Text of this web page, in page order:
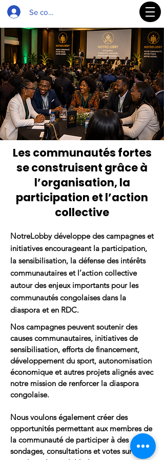
Se connecter
Les communautés fortes
se construisent grâce à
l’organisation, la
participation et l’action
collective
NotreLobby développe des campagnes et
initiatives encourageant la participation,
la sensibilisation, la défense des intérêts
communautaires et l’action collective
autour des enjeux importants pour les
communautés congolaises dans la
diaspora et en RDC.
Nos campagnes peuvent soutenir des
causes communautaires, initiatives de
sensibilisation, efforts de financement,
développement du sport, autonomisation
économique et autres projets alignés avec
notre mission de renforcer la diaspora
congolaise.
Nous voulons également créer des
opportunités permettant aux membres de
la communauté de participer à des
sondages, consultations et votes sur